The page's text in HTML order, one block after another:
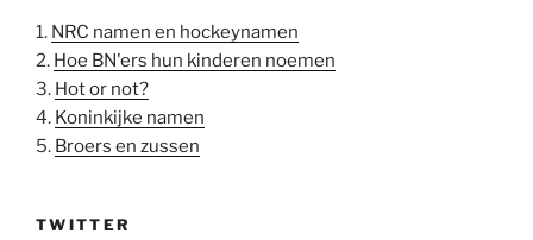
1. NRC namen en hockeynamen
2. Hoe BN'ers hun kinderen noemen
3. Hot or not?
4. Koninkijke namen
5. Broers en zussen
TWITTER